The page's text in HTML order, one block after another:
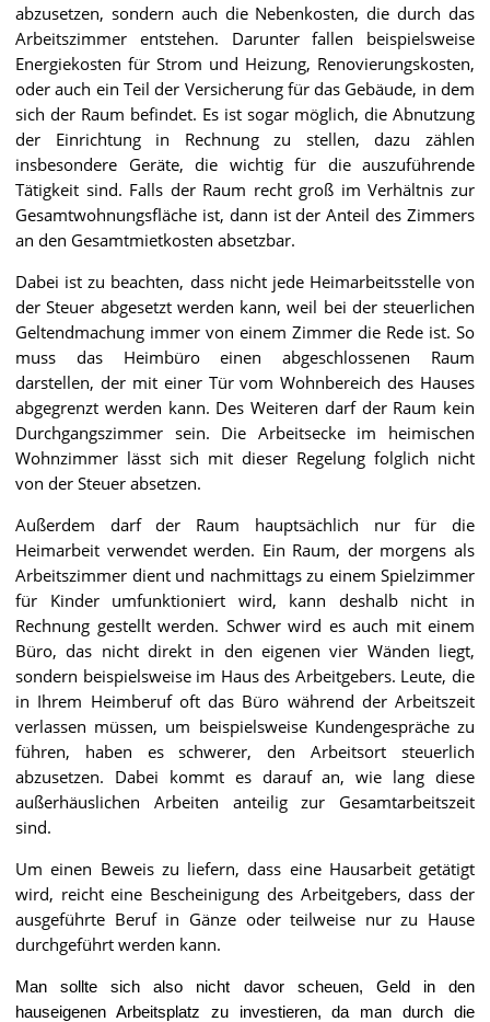
abzusetzen, sondern auch die Nebenkosten, die durch das
Arbeitszimmer entstehen. Darunter fallen beispielsweise
Energiekosten für Strom und Heizung, Renovierungskosten,
oder auch ein Teil der Versicherung für das Gebäude, in dem
sich der Raum befindet. Es ist sogar möglich, die Abnutzung
der Einrichtung in Rechnung zu stellen, dazu zählen
insbesondere Geräte, die wichtig für die auszuführende
Tätigkeit sind. Falls der Raum recht groß im Verhältnis zur
Gesamtwohnungsfläche ist, dann ist der Anteil des Zimmers
an den Gesamtmietkosten absetzbar.
Dabei ist zu beachten, dass nicht jede Heimarbeitsstelle von
der Steuer abgesetzt werden kann, weil bei der steuerlichen
Geltendmachung immer von einem Zimmer die Rede ist. So
muss das Heimbüro einen abgeschlossenen Raum
darstellen, der mit einer Tür vom Wohnbereich des Hauses
abgegrenzt werden kann. Des Weiteren darf der Raum kein
Durchgangszimmer sein. Die Arbeitsecke im heimischen
Wohnzimmer lässt sich mit dieser Regelung folglich nicht
von der Steuer absetzen.
Außerdem darf der Raum hauptsächlich nur für die
Heimarbeit verwendet werden. Ein Raum, der morgens als
Arbeitszimmer dient und nachmittags zu einem Spielzimmer
für Kinder umfunktioniert wird, kann deshalb nicht in
Rechnung gestellt werden. Schwer wird es auch mit einem
Büro, das nicht direkt in den eigenen vier Wänden liegt,
sondern beispielsweise im Haus des Arbeitgebers. Leute, die
in Ihrem Heimberuf oft das Büro während der Arbeitszeit
verlassen müssen, um beispielsweise Kundengespräche zu
führen, haben es schwerer, den Arbeitsort steuerlich
abzusetzen. Dabei kommt es darauf an, wie lang diese
außerhäuslichen Arbeiten anteilig zur Gesamtarbeitszeit
sind.
Um einen Beweis zu liefern, dass eine Hausarbeit getätigt
wird, reicht eine Bescheinigung des Arbeitgebers, dass der
ausgeführte Beruf in Gänze oder teilweise nur zu Hause
durchgeführt werden kann.
Man sollte sich also nicht davor scheuen, Geld in den
hauseigenen Arbeitsplatz zu investieren, da man durch die